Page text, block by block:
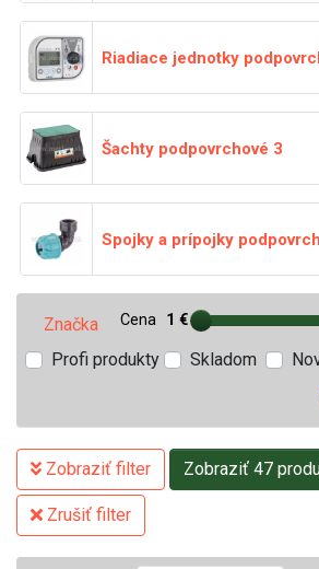
Riadiace jednotky
Šachty podpovrchové 3
Spojky a prípojky
Značka Cena 1 €
Profi produkty Skladom
Zobraziť filter Zobraziť 47
Zrušiť filter